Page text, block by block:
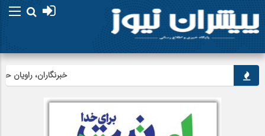
خبرنگاران، راویان حقیقت و